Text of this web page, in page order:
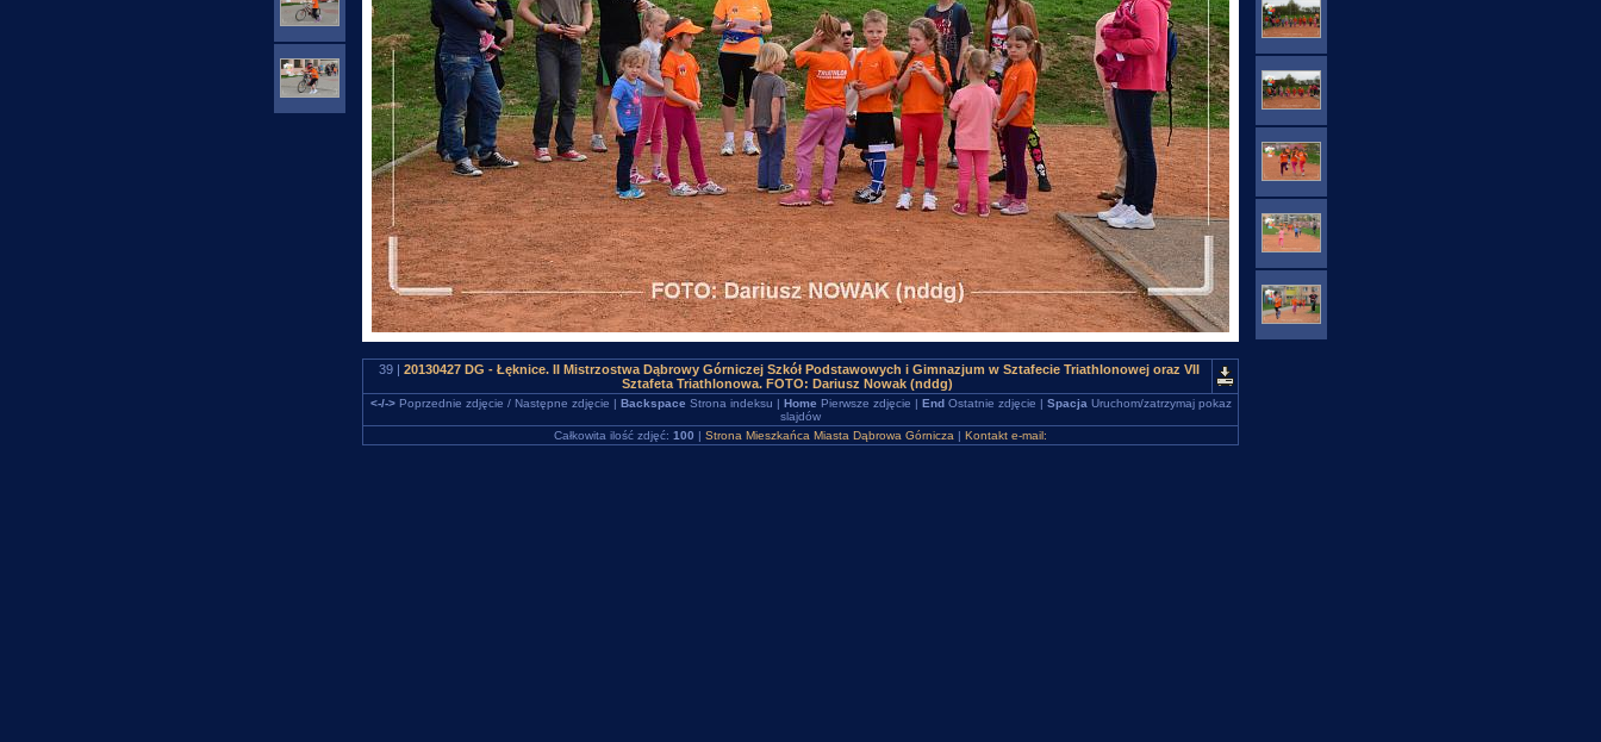
39 | 20130427 DG - Łęknice. II Mistrzostwa Dąbrowy Górniczej Szkół Podstawowych i Gimnazjum w Sztafecie Triathlonowej oraz VII
Sztafeta Triathlonowa. FOTO: Dariusz Nowak (nddg)
<-/->Poprzednie zdjęcie / Następne zdjęcie | Backspace Strona indeksu | Home Pierwsze zdjęcie | EndOstatnie zdjęcie | Spacja Uruchom/zatrzymaj pokaz
slajdów
Całkowita ilość zdjęć: 100 | Strona Mieszkańca Miasta Dąbrowa Górnicza | Kontakt e-mail: